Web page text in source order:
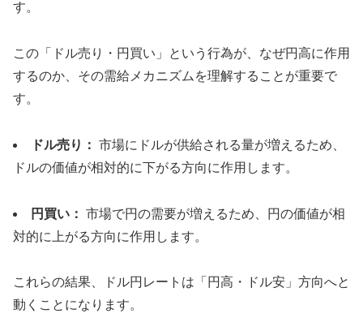
す。
この「ドル売り・円買い」という行為が、なぜ円高に作用
するのか、その需給メカニズムを理解することが重要で
す。
ドル売り： 市場にドルが供給される量が増えるため、
ドルの価値が相対的に下がる方向に作用します。
円買い： 市場で円の需要が増えるため、円の価値が相
対的に上がる方向に作用します。
これらの結果、ドル円レートは「円高・ドル安」方向へと
動くことになります。